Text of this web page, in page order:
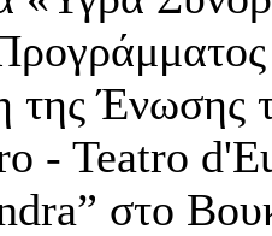
της
- Teatro
στο